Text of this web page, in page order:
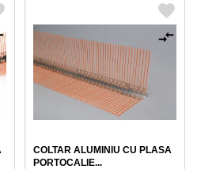
COLTAR ALUMINIU CU PLASA
PORTOCALIE...